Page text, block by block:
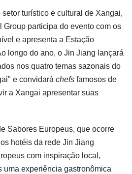
turístico e cultural de Xangai,
Group participa do evento com os
e apresenta a Estação
longo do ano, o Jin Jiang lançará
nos quatro temas sazonais do
e convidará chefs famosos de
a Xangai apresentar suas
Sabores Europeus, que ocorre
hotéis da rede Jin Jiang
com inspiração local,
uma experiência gastronômica